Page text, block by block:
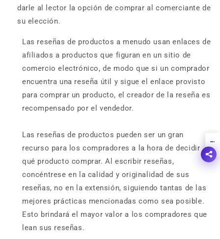
darle al lector la opción de comprar al comerciante de
su elección.
Las reseñas de productos a menudo usan enlaces de
afiliados a productos que figuran en un sitio de
comercio electrónico, de modo que si un comprador
encuentra una reseña útil y sigue el enlace provisto
para comprar un producto, el creador de la reseña es
recompensado por el vendedor.
Las reseñas de productos pueden ser un gran
recurso para los compradores a la hora de decidir
qué producto comprar. Al escribir reseñas,
concéntrese en la calidad y originalidad de sus
reseñas, no en la extensión, siguiendo tantas de las
mejores prácticas mencionadas como sea posible.
Esto brindará el mayor valor a los compradores que
lean sus reseñas.
!